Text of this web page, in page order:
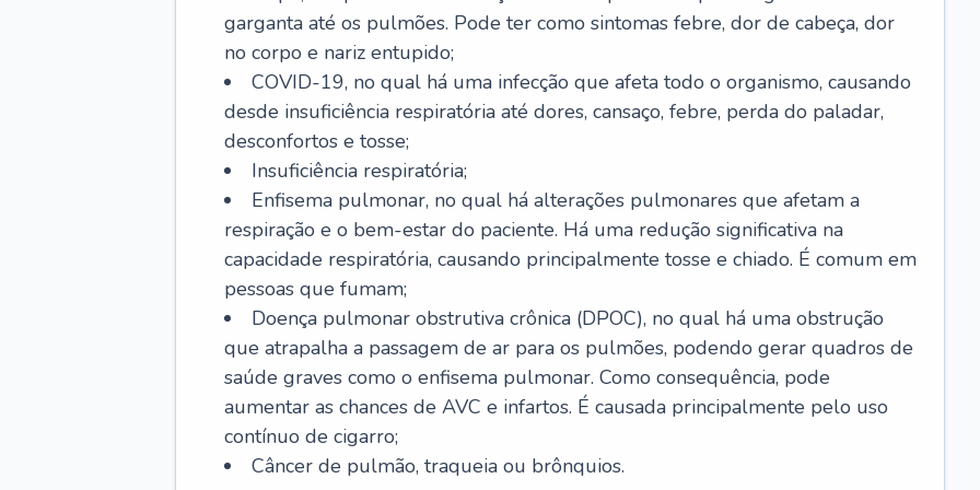
garganta até os pulmões. Pode ter como sintomas febre, dor de cabeça, dor
no corpo e nariz entupido;
COVID-19, no qual há uma infecção que afeta todo o organismo, causando
desde insuficiência respiratória até dores, cansaço, febre, perda do paladar,
desconfortos e tosse;
Insuficiência respiratória;
Enfisema pulmonar, no qual há alterações pulmonares que afetam a
respiração e o bem-estar do paciente. Há uma redução significativa na
capacidade respiratória, causando principalmente tosse e chiado. É comum em
pessoas que fumam;
Doença pulmonar obstrutiva crônica (DPOC), no qual há uma obstrução
que atrapalha a passagem de ar para os pulmões, podendo gerar quadros de
saúde graves como o enfisema pulmonar. Como consequência, pode
aumentar as chances de AVC e infartos. É causada principalmente pelo uso
contínuo de cigarro;
Câncer de pulmão, traqueia ou brônquios.